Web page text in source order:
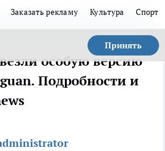
Заказать рекламу Культура Спорт
Принять
особую версию
Подробности и